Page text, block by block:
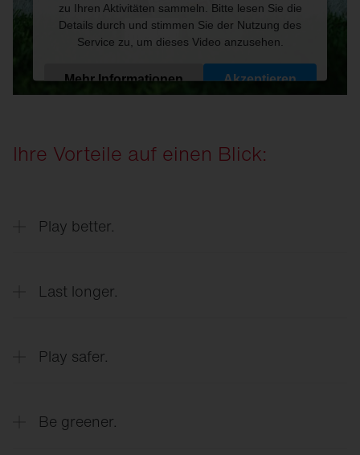
zu Ihren Aktivitäten sammeln. Bitte lesen Sie die
Details durch und stimmen Sie der Nutzung des
Service zu, um dieses Video anzusehen.
Mehr Informationen Akzeptieren
Ihre Vorteile auf einen Blick:
Play better.
Jederzeit optimale Spielbedingungen durch
Last longer.
Verlängern Sie die Lebensdauer Ihres
Play safer.
Be greener.